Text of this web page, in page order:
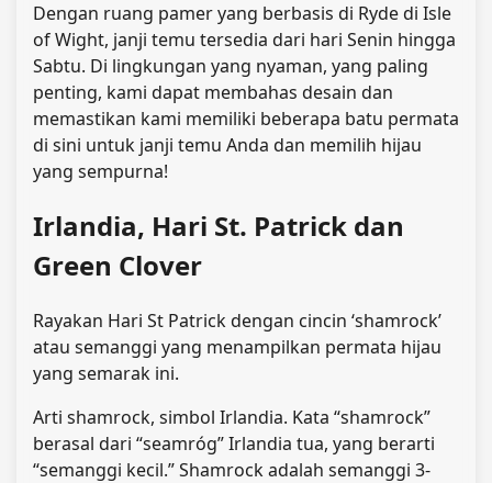
Dengan ruang pamer yang berbasis di Ryde di Isle
of Wight, janji temu tersedia dari hari Senin hingga
Sabtu. Di lingkungan yang nyaman, yang paling
penting, kami dapat membahas desain dan
memastikan kami memiliki beberapa batu permata
di sini untuk janji temu Anda dan memilih hijau
yang sempurna!
Irlandia, Hari St. Patrick dan
Green Clover
Rayakan Hari St Patrick dengan cincin ‘shamrock’
atau semanggi yang menampilkan permata hijau
yang semarak ini.
Arti shamrock, simbol Irlandia. Kata “shamrock”
berasal dari “seamróg” Irlandia tua, yang berarti
“semanggi kecil.” Shamrock adalah semanggi 3-